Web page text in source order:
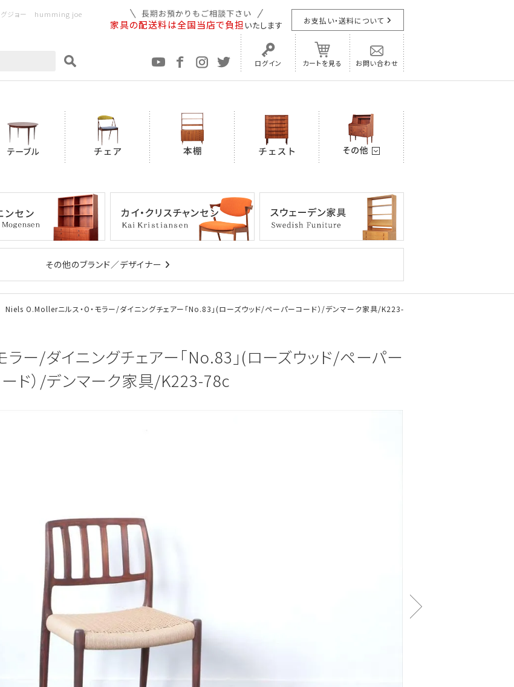
ングジョー humming joe
家具の配送料は全国当店で負担 いたします お支払い・送料について
ログイン カートを見る お問い合わせ
その他のブランド／デザイナー
Niels O.Mollerニルス・O・モラー/ダイニングチェアー「No.83」(ローズウッド/ペーパーコード）/デンマーク家具/K223-
ー/ダイニングチェアー「No.83」(ローズウッド/ペーパー
ド）/デンマーク家具/K223-78c